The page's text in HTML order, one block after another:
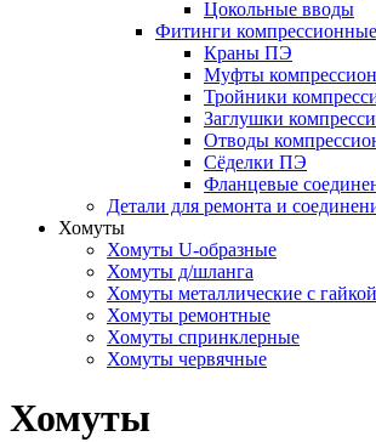
Цокольные вводы
Фитинги компрессионные
Краны ПЭ
Муфты
Тройники
Заглушки
Отводы
Сёделки ПЭ
Фланцевые
Детали для ремонта и
Хомуты
Хомуты U-образные
Хомуты д/шланга
Хомуты металлические с гайкой
Хомуты ремонтные
Хомуты спринклерные
Хомуты червячные
Хомуты